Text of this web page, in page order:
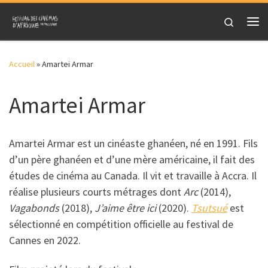
Skip to content
Search
Accueil»Amartei Armar
Amartei Armar
Amartei Armar est un cinéaste ghanéen, né en 1991. Fils
d’un père ghanéen et d’une mère américaine, il fait des
études de cinéma au Canada. Il vit et travaille à Accra. Il
réalise plusieurs courts métrages dont Arc(2014),
Vagabonds(2018), J’aime être ici(2020). Tsutsuéest
sélectionné en compétition officielle au festival de
Cannes en 2022.